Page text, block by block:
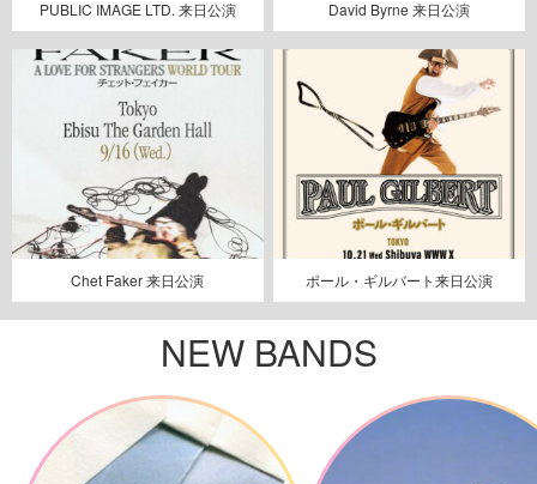
PUBLIC IMAGE LTD. 来日公演 David Byrne 来日公演
Chet Faker 来日公演 ポール・ギルバート来日公演
NEW BANDS